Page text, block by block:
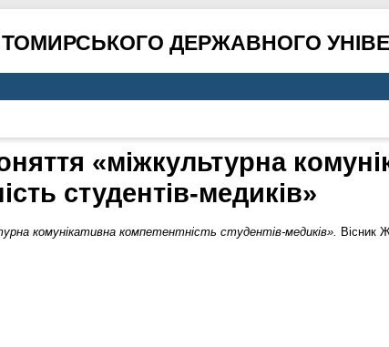
ДЕРЖАВНОГО
«міжкультурна
студентів-медиків»
комунікативна компетентність студентів-медиків». Вісник